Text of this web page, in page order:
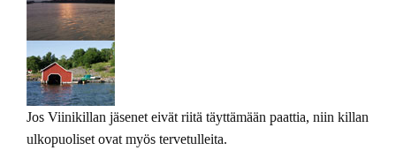
Jos Viinikillan jäsenet eivät riitä täyttämään paattia, niin killan
ulkopuoliset ovat myös tervetulleita.